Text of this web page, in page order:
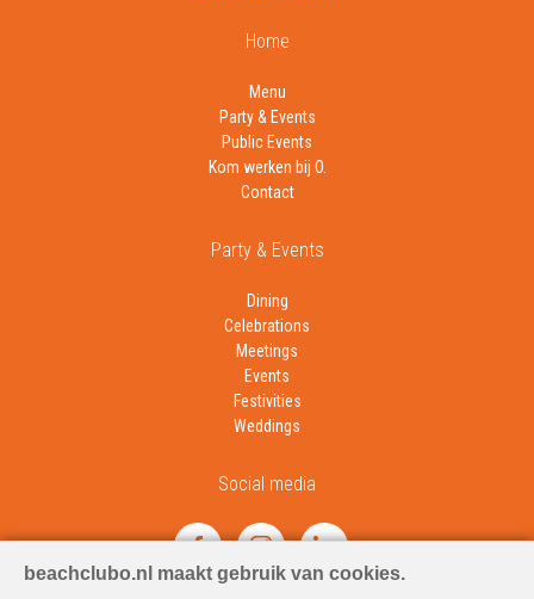
Home
Menu
Party & Events
Public Events
Kom werken bij O.
Contact
Party & Events
Dining
Celebrations
Meetings
Events
Festivities
Weddings
Social media
beachclubo.nl maakt gebruik van cookies.